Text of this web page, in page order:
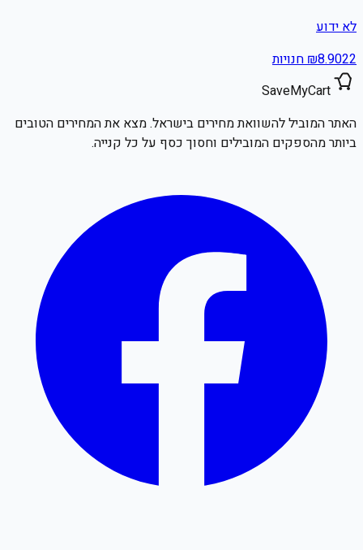
לא ידוע
₪8.9022
חנויות
SaveMyCart
האתר המוביל להשוואת מחירים בישראל. מצא את המחירים הטובים
ביותר מהספקים המובילים וחסוך כסף על כל קנייה.